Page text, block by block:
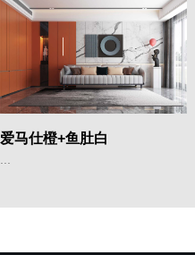
爱马仕橙+鱼肚白